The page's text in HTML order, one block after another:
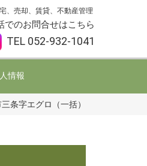
、売却、賃貸、不動産管理
でのお問合せはこちら
TEL 052-932-1041
情報
条字エグロ（一括）